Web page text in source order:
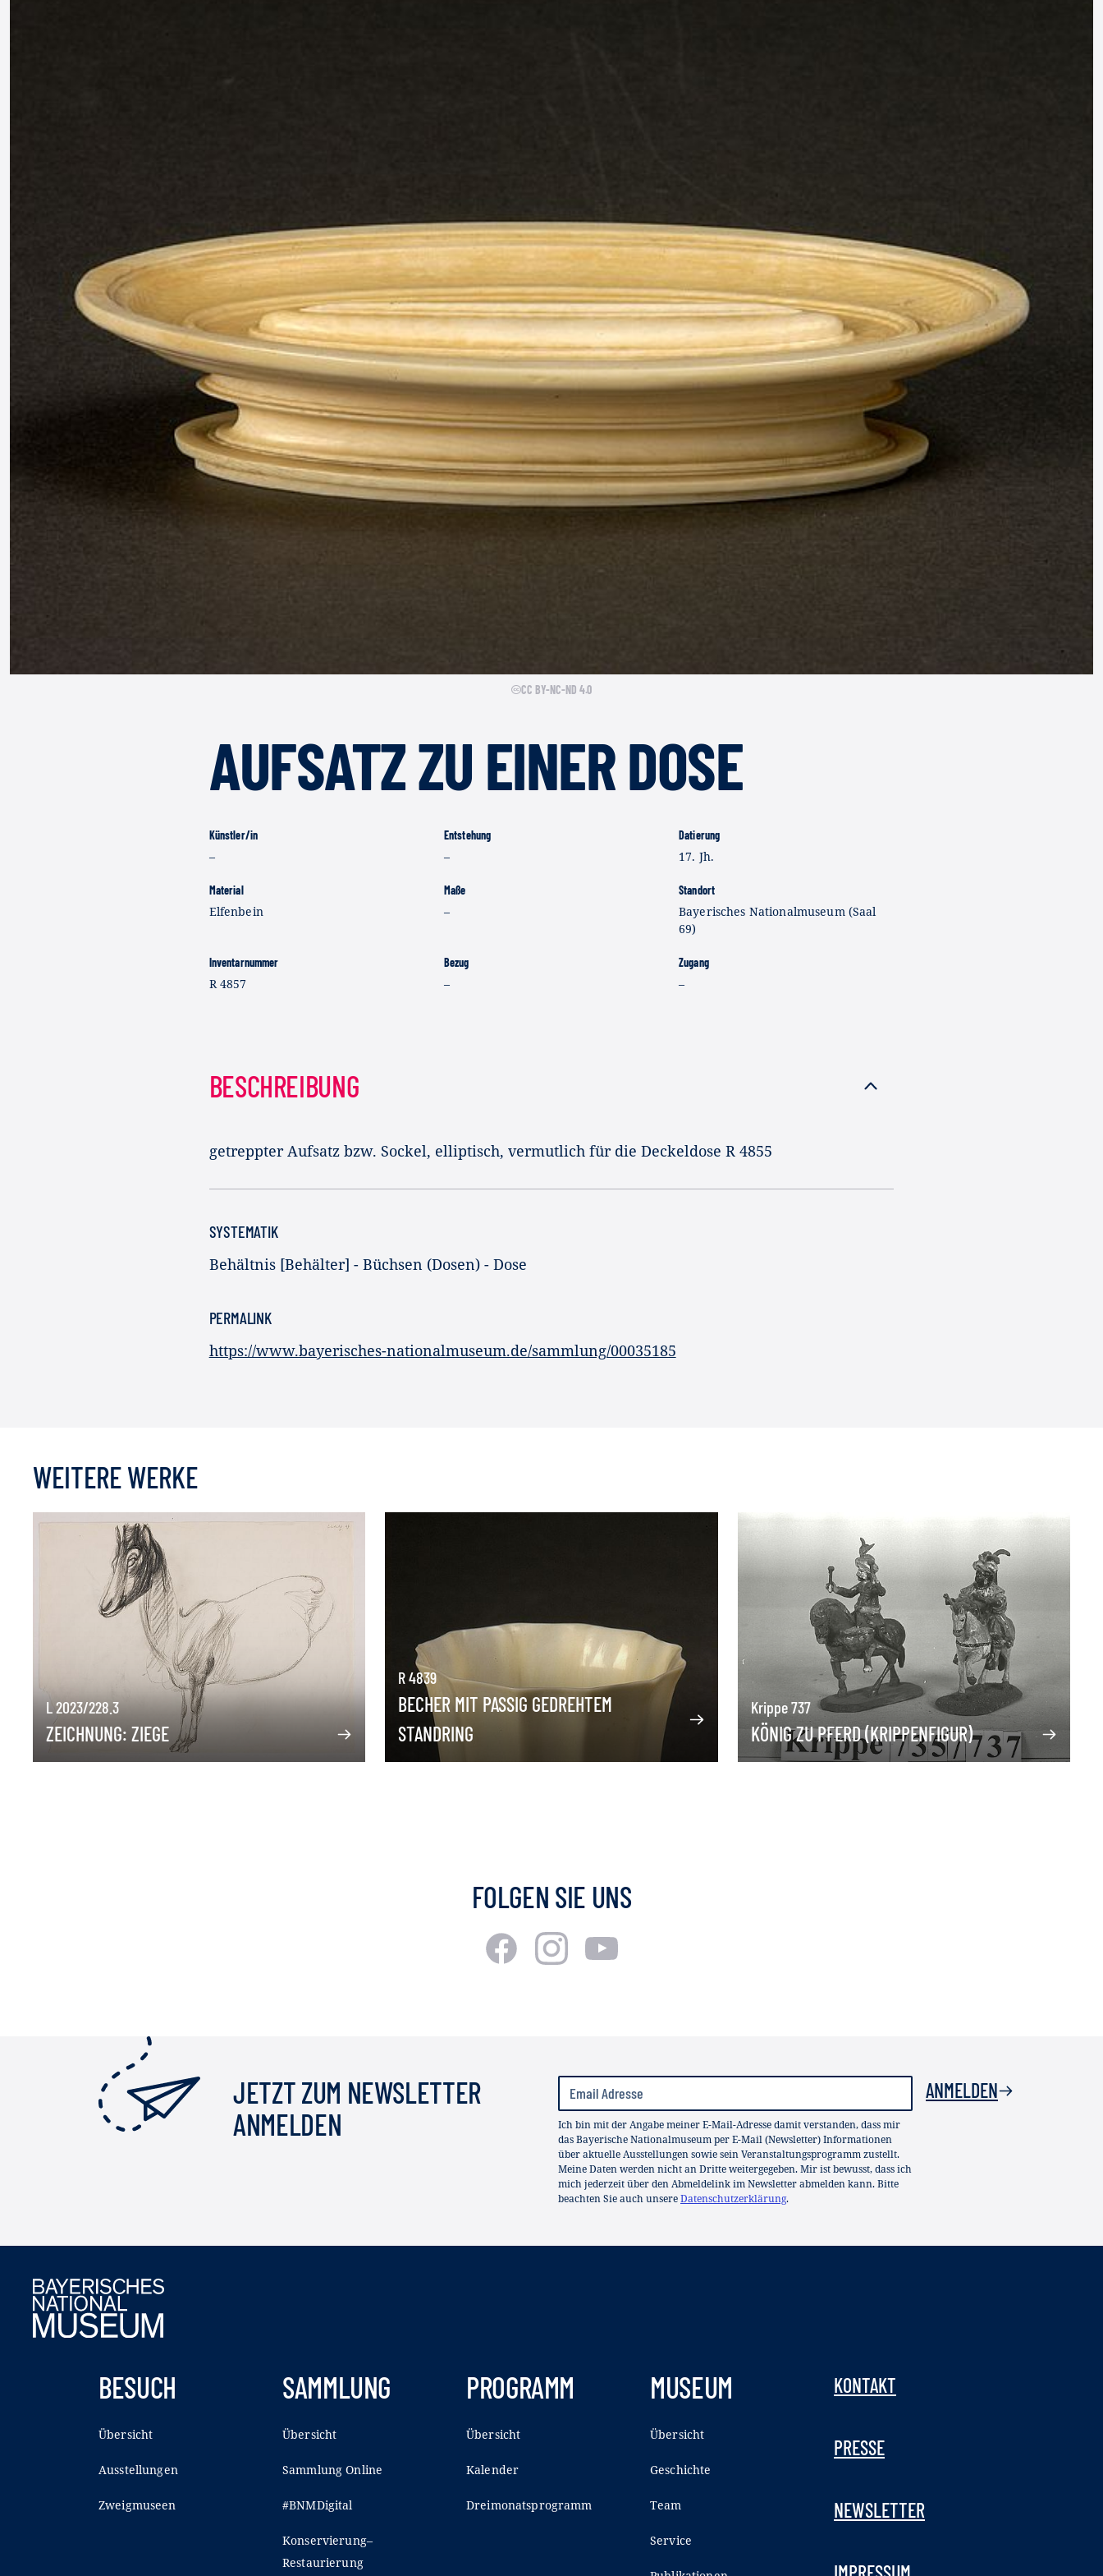
CC BY-NC-ND 4.0
AUFSATZ ZU EINER DOSE
Künstler/in
–
Entstehung
–
Datierung
17. Jh.
Material
Elfenbein
Maße
–
Standort
Bayerisches Nationalmuseum (Saal
69)
Inventarnummer
R 4857
Bezug
–
Zugang
–
BESCHREIBUNG
getreppter Aufsatz bzw. Sockel, elliptisch, vermutlich für die Deckeldose R 4855
SYSTEMATIK
Behältnis [Behälter] - Büchsen (Dosen) - Dose
PERMALINK
https://www.bayerisches-nationalmuseum.de/sammlung/00035185
WEITERE WERKE
L 2023/228.3
ZEICHNUNG: ZIEGE
R 4839
BECHER MIT PASSIG GEDREHTEM
STANDRING
Krippe 737
KÖNIG ZU PFERD (KRIPPENFIGUR)
FOLGEN SIE UNS
JETZT ZUM NEWSLETTER
ANMELDEN
Ich bin mit der Angabe meiner E-Mail-Adresse damit verstanden, dass mir
das Bayerische Nationalmuseum per E-Mail (Newsletter) Informationen
über aktuelle Ausstellungen sowie sein Veranstaltungsprogramm zustellt.
Meine Daten werden nicht an Dritte weitergegeben. Mir ist bewusst, dass ich
mich jederzeit über den Abmeldelink im Newsletter abmelden kann. Bitte
beachten Sie auch unsereDatenschutzerklärung.
ANMELDEN
BESUCH
Übersicht
Ausstellungen
Zweigmuseen
SAMMLUNG
Übersicht
Sammlung Online
#BNMDigital
Konservierung–
Restaurierung
PROGRAMM
Übersicht
Kalender
Dreimonatsprogramm
MUSEUM
Übersicht
Geschichte
Team
Service
KONTAKT
PRESSE
NEWSLETTER